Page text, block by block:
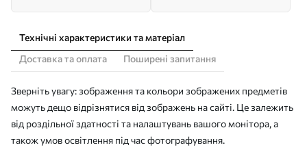
Технічні характеристики та матеріал
Доставка та оплата
Поширені запитання
Зверніть увагу: зображення та кольори зображених предметів
можуть дещо відрізнятися від зображень на сайті. Це залежить
від роздільної здатності та налаштувань вашого монітора, а
також умов освітлення під час фотографування.